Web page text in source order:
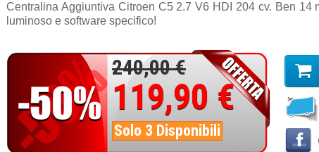
Centralina Aggiuntiva Citroen C5 2.7 V6 HDI 204 cv. Ben 14
luminoso e software specifico!
240,00 €
119,90 €
Solo 3 Disponibili